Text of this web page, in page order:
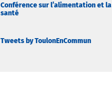
Conférence sur l’alimentation et la
santé
Tweets by ToulonEnCommun